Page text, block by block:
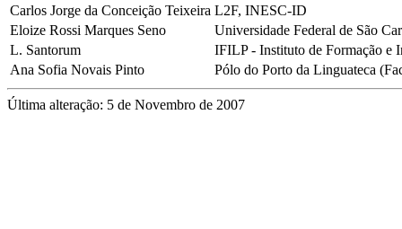
Carlos Jorge da Conceição Teixeira L2F, INESC-ID
Eloize Rossi Marques Seno
Universidade Federal de São
L. Santorum
IFILP - Instituto de Formação e
Ana Sofia Novais Pinto
Pólo do Porto da Linguateca
Última alteração: 5 de Novembro de 2007